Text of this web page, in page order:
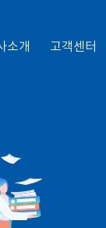
소개 고객센터